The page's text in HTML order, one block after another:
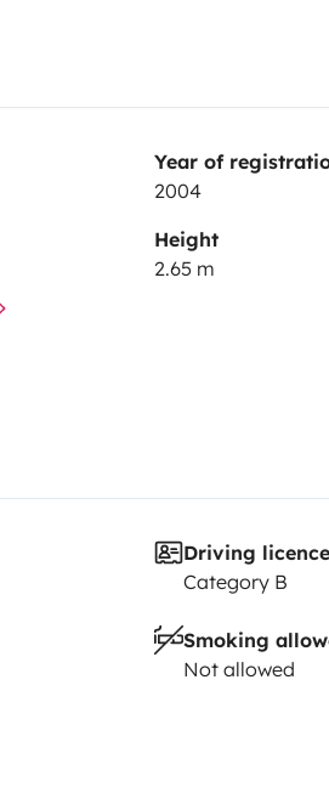
Year of
2004
Height
2.65 m
Driving licence
Category B
Smoking
Not allowed